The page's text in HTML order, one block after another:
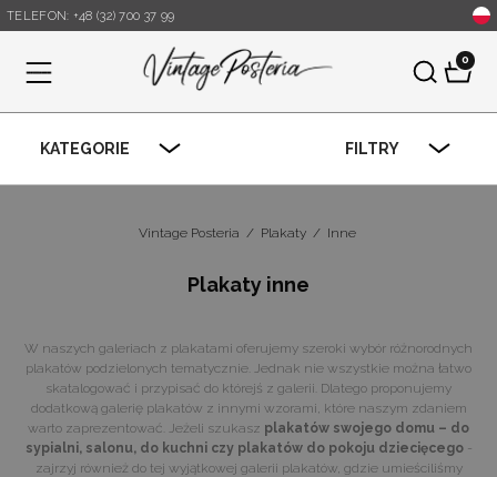
TELEFON: +48 (32) 700 37 99
Menu
0
KATEGORIE FILTRY
Vintage Posteria / Plakaty / Inne
Plakaty inne
W naszych galeriach z plakatami oferujemy szeroki wybór różnorodnych
plakatów podzielonych tematycznie. Jednak nie wszystkie można łatwo
skatalogować i przypisać do którejś z galerii. Dlatego proponujemy
dodatkową galerię plakatów z innymi wzorami, które naszym zdaniem
warto zaprezentować. Jeżeli szukasz plakatów swojego domu – do
sypialni, salonu, do kuchni czy plakatów do pokoju dziecięcego-
zajrzyj również do tej wyjątkowej galerii plakatów, gdzie umieściliśmy